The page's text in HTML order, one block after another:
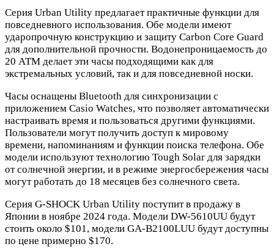
Серия Urban Utility предлагает практичные функции для
повседневного использования. Обе модели имеют
ударопрочную конструкцию и защиту Carbon Core Guard
для дополнительной прочности. Водонепроницаемость до
20 АТМ делает эти часы подходящими как для
экстремальных условий, так и для повседневной носки.
Часы оснащены Bluetooth для синхронизации с
приложением Casio Watches, что позволяет автоматически
настраивать время и пользоваться другими функциями.
Пользователи могут получить доступ к мировому
времени, напоминаниям и функции поиска телефона. Обе
модели используют технологию Tough Solar для зарядки
от солнечной энергии, и в режиме энергосбережения часы
могут работать до 18 месяцев без солнечного света.
Серия G-SHOCK Urban Utility поступит в продажу в
Японии в ноябре 2024 года. Модели DW-5610UU будут
стоить около $101, модели GA-B2100LUU будут доступны
по цене примерно $170.